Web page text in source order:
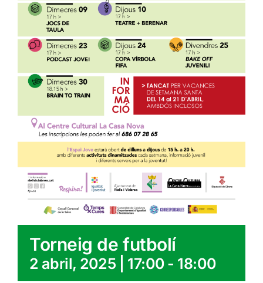
Torneig de futbolí
2 abril, 2025 | 17:00- 18:00